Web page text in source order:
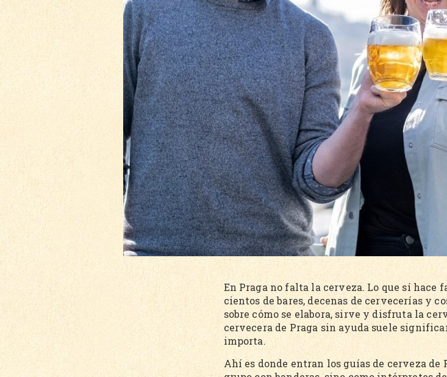
En Praga no falta la cerveza. Lo que sí hace
cientos de bares, decenas de cervecerías y
sobre cómo se elabora, sirve y disfruta la
cervecera de Praga sin ayuda suele
importa.
Ahí es donde entran los guías de cerveza de